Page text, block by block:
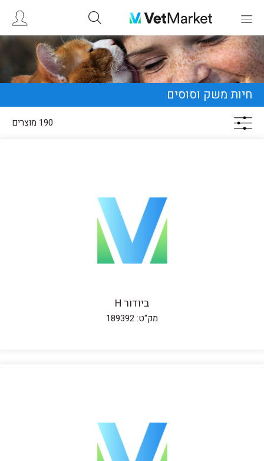
חיות משק וסוסים
190 מוצרים
ביודור H
מק"ט: 189392